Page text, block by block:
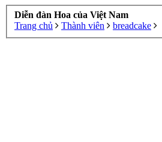
Diễn đàn Hoa của Việt Nam
Trang chủ
Thành viên breadcake